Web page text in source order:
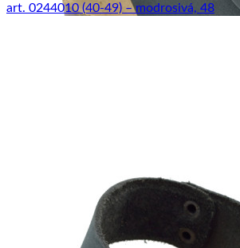
art. 0244010 (40-49) – modrosivá, 48